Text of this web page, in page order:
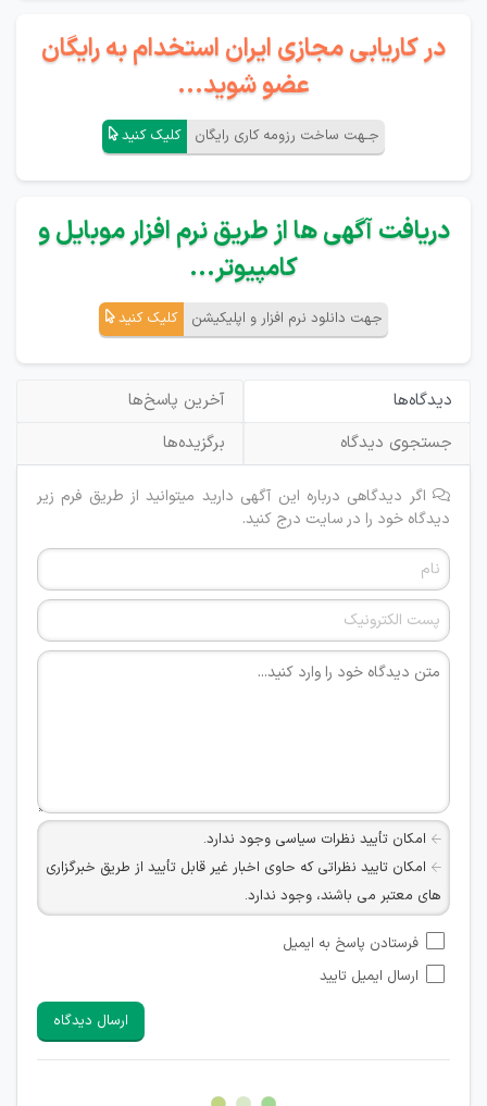
در کاریابی مجازی ایران استخدام به رایگان
عضو شوید...
جـهت ساخت رزومه کاری رایگان کلیک کنید
دریافت آگهی ها از طریق نرم افزار موبایل و
کامپیوتر...
جهت دانلود نرم افزار و اپلیکیشن کلیک کنید
دیدگاه‌ها
آخرین پاسخ‌ها
جستجوی دیدگاه
برگزیده‌ها
اگر دیدگاهی درباره این آگهی دارید میتوانید از طریق فرم زیر
دیدگاه خود را در سایت درج کنید.
امکان تأیید نظرات سیاسی وجود ندارد.
امکان تایید نظراتی که حاوی اخبار غیر قابل تأیید از طریق خبرگزاری
های معتبر می باشند، وجود ندارد.
شبکه های مجازی ارتباطی می باشند وجود ندارد.
امکان تأیید نظرات کاربرانی که به هر طریقی قصد مأیوس کردن
هرگونه تحریک، تحقیر و کنایه به سایر افراد (مسئول و غیر مسئول)
غیر مجاز می باشد.
امکان هماهنگی برای هرگونه ملاقات حضوری چه به صورت دسته
فرستادن پاسخ به ایمیل
ارسال ایمیل تایید
ارسال دیدگاه